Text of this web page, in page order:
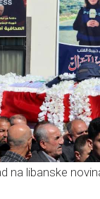
na libanske